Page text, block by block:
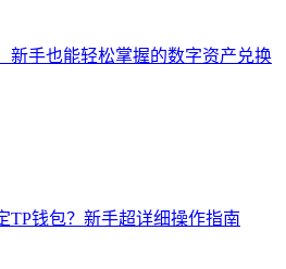
新手也能轻松掌握的数字资产兑换
TP钱包？新手超详细操作指南